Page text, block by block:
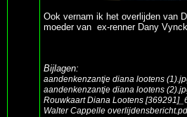
Ook vernam ik het overlijden van
moeder van ex-renner Dany
Bijlagen:
aandenkenzantje diana lootens
aandenkenzantje diana lootens
Rouwkaart Diana Lootens
Walter Cappelle